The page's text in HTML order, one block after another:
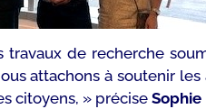
de recherche
attachons à soutenir
citoyens, » précise